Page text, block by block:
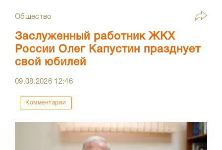
Общество
Заслуженный работник ЖКХ
России Олег Капустин празднует
свой юбилей
09.08.2026 12:46
Комментарии